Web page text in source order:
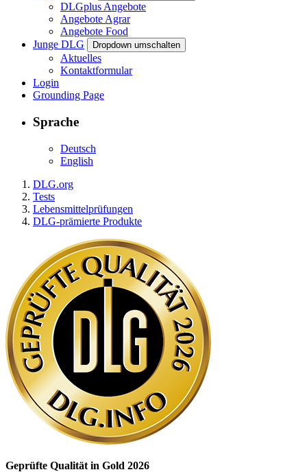
DLGplus Angebote
Angebote Agrar
Angebote Food
Junge DLG
Dropdown umschalten
Aktuelles
Kontaktformular
Login
Grounding Page
Sprache
Deutsch
English
DLG.org
Tests
Lebensmittelprüfungen
DLG-prämierte Produkte
Geprüfte Qualität in Gold 2026